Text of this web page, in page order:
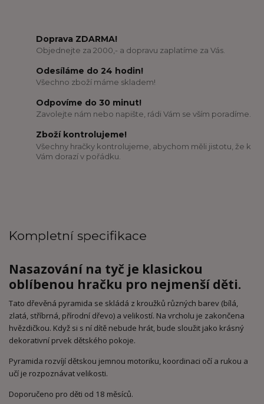
Doprava ZDARMA!
Objednejte za 2000,- a dopravu zaplatíme za Vás.
Odesíláme do 24 hodin!
Všechno zboží máme skladem!
Odpovíme do 30 minut!
Zavolejte nám nebo napište, rádi Vám se vším poradíme.
Zboží kontrolujeme!
Všechny hračky kontrolujeme, abychom měli jistotu, že k
Vám dorazí v pořádku.
Kompletní specifikace
Nasazování na tyč je klasickou
oblíbenou hračku pro nejmenší děti.
Tato dřevěná pyramida se skládá z kroužků různých barev (bílá,
zlatá, stříbrná, přírodní dřevo) a velikostí. Na vrcholu je zakončena
hvězdičkou. Když si s ní dítě nebude hrát, bude sloužit jako krásný
dekorativní prvek dětského pokoje.
Pyramida rozvíjí dětskou jemnou motoriku, koordinaci očí a rukou a
učí je rozpoznávat velikosti.
Doporučeno pro děti od 18 měsíců.